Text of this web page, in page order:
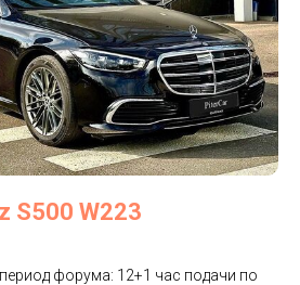
S500 W223
форума: 12+1 час подачи по